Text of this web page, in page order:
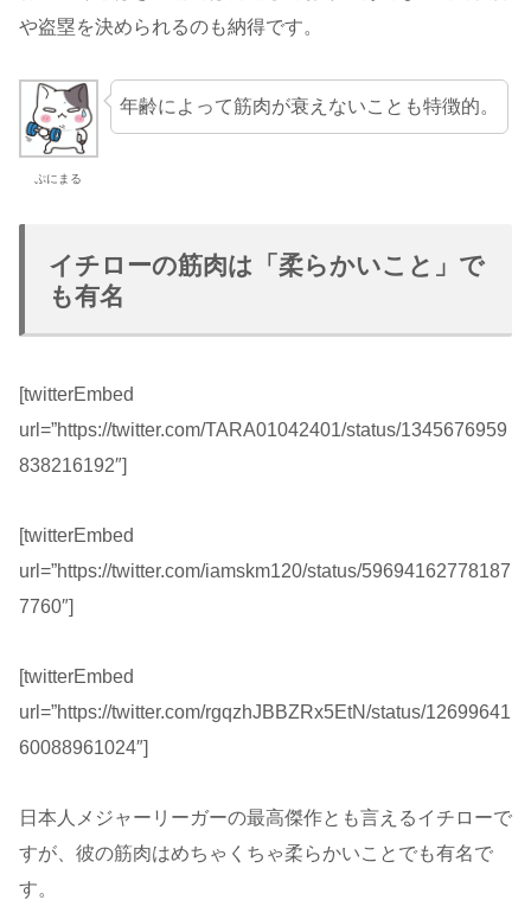
や盗塁を決められるのも納得です。
ぷにまる
年齢によって筋肉が衰えないことも特徴的。
イチローの筋肉は「柔らかいこと」で
も有名
[twitterEmbed
url=”https://twitter.com/TARA01042401/status/1345676959
838216192″]
[twitterEmbed
url=”https://twitter.com/iamskm120/status/59694162778187
7760″]
[twitterEmbed
url=”https://twitter.com/rgqzhJBBZRx5EtN/status/12699641
60088961024″]
日本人メジャーリーガーの最高傑作とも言えるイチローで
すが、彼の筋肉はめちゃくちゃ柔らかいことでも有名で
す。